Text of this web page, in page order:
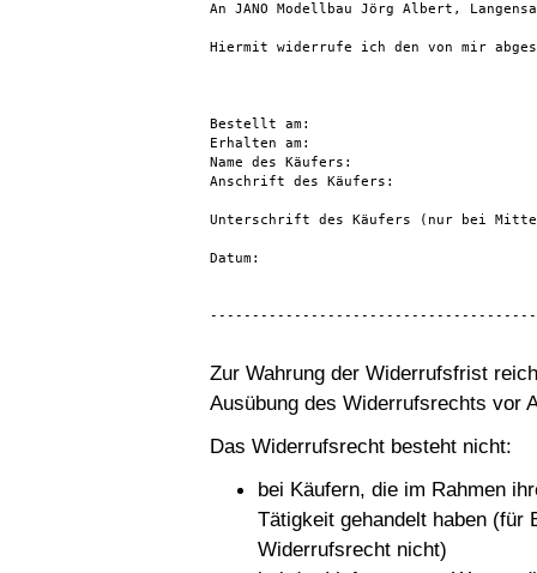
An JANO Modellbau Jörg Albert,
Hiermit widerrufe ich den von mir
Bestellt am:
Erhalten am:
Name des Käufers:
Anschrift des Käufers:
Unterschrift des Käufers (nur bei
Datum:
Zur Wahrung der Widerrufsfrist
Ausübung des Widerrufsrechts vor
Das Widerrufsrecht besteht nicht:
bei Käufern, die im Rahmen
Tätigkeit gehandelt haben (für
Widerrufsrecht nicht)